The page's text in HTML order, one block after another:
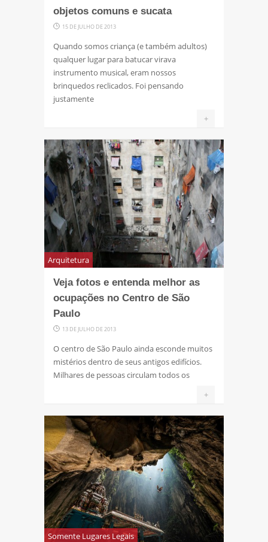
objetos comuns e sucata
15 DE JULHO DE 2013
Quando somos criança (e também adultos)
qualquer lugar para batucar virava
instrumento musical, eram nossos
brinquedos reclicados. Foi pensando
justamente
+
Arquitetura
Veja fotos e entenda melhor as
ocupações no Centro de São
Paulo
13 DE JULHO DE 2013
O centro de São Paulo ainda esconde muitos
mistérios dentro de seus antigos edifícios.
Milhares de pessoas circulam todos os
+
Somente Lugares Legais